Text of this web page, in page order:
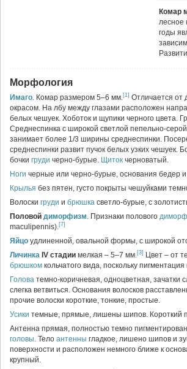
Комар
лесное
годы
Морфология
Имаго. Комар размером 5–6 мм.[1] Отличается от
окрасом. На лбу между глазами расположен
белых чешуек. Хоботок и щупики черного цвета.
Среднеспинка с широкой светлой пепельно-
занимает более 1/3 ширины среднеспинки.
среднеспинки развит пучок белых узких чешуек.
бочки груди черно-бурые. Щиток черноватый.
Ноги черные или черно-бурые, основания бедер и
Крылья без пятен, густо покрыты чешуйками
Волоски груди и брюшка светло-бурые, с
Половой диморфизм. Признаки полового
maculipennis).[7]
Яйцо удлиненной, овальной формы, с широкой
Личинка IV стадии мелкая – 5–7 мм.[3]
Цвет – от
брюшком кольчатого вида, поскольку
Голова темно-коричневая, одноцветная, зачатки
слегка ветвиться. Основания волосков
прочие волоски короткие, тонкие, простые.
Усики темные, прямые, лишены шипов. Короткий
Антенна прямая, полностью темно
головы. Тело антенны гладкое, лишено шипов и
поверхности и расположен немного ближе к
крупный.